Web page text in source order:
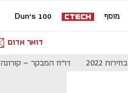
מוסף Dun's 100
דואר אדום
בחירות 2022 דו"ח המבקר - קורונה